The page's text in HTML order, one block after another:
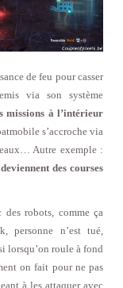
de feu pour casser
via son système
missions à l’intérieur
s’accroche via
Autre exemple :
des courses
robots, comme ça
personne n’est tué,
lorsqu’on roule à fond
on fait pour ne pas
à les attaquer avec